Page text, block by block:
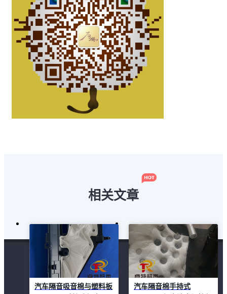
相关文章
汽车隔音吸音棉与塑料板
汽车隔音棉手持式